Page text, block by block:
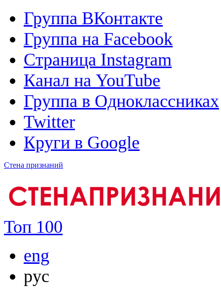
Группа ВКонтакте
Группа на Facebook
Страница Instagram
Канал на YouTube
Группа в Одноклассниках
Twitter
Круги в Google
Стена признаний
Топ 100
eng
рус